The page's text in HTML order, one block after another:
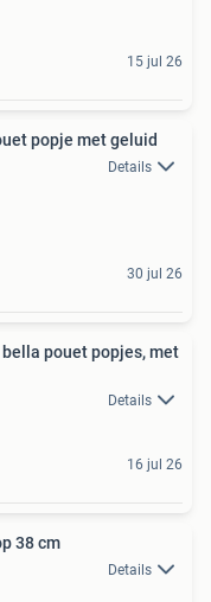
15 jul 26
popje met geluid
Details
30 jul 26
pouet popjes, met
Details
16 jul 26
38 cm
Details